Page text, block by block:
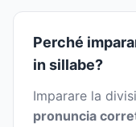
Perché
in sillabe?
Imparare la
pronuncia